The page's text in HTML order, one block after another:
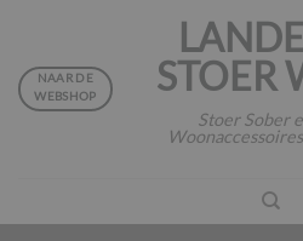
inhoud
STOER
Stoer Sober
NAAR DE
WEBSHOP